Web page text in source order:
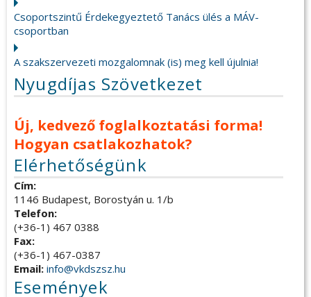
Csoportszintű Érdekegyeztető Tanács ülés a MÁV-
csoportban
A szakszervezeti mozgalomnak (is) meg kell újulnia!
Nyugdíjas Szövetkezet
Új, kedvező foglalkoztatási forma!
Hogyan csatlakozhatok?
Elérhetőségünk
Cím:
1146 Budapest, Borostyán u. 1/b
Telefon:
(+36-1) 467 0388
Fax:
(+36-1) 467-0387
Email: info@vkdszsz.hu
Események